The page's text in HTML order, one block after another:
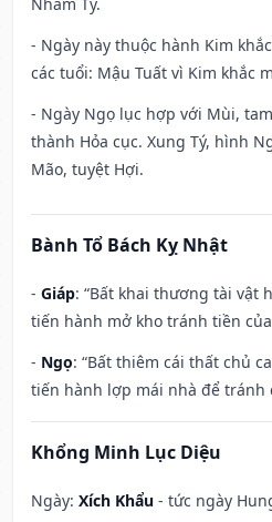
- Ngày này thuộc hành Kim
các tuổi: Mậu Tuất vì Kim khắc
- Ngày Ngọ lục hợp với Mùi,
thành Hỏa cục. Xung Tý, hình
Mão, tuyệt Hợi.
Bành Tổ Bách Kỵ Nhật
- Giáp: “Bất khai thương tài vật
tiến hành mở kho tránh tiền
- Ngọ: “Bất thiêm cái thất chủ
tiến hành lợp mái nhà để tránh
Khổng Minh Lục Diệu
Ngày: Xích Khẩu - tức ngày